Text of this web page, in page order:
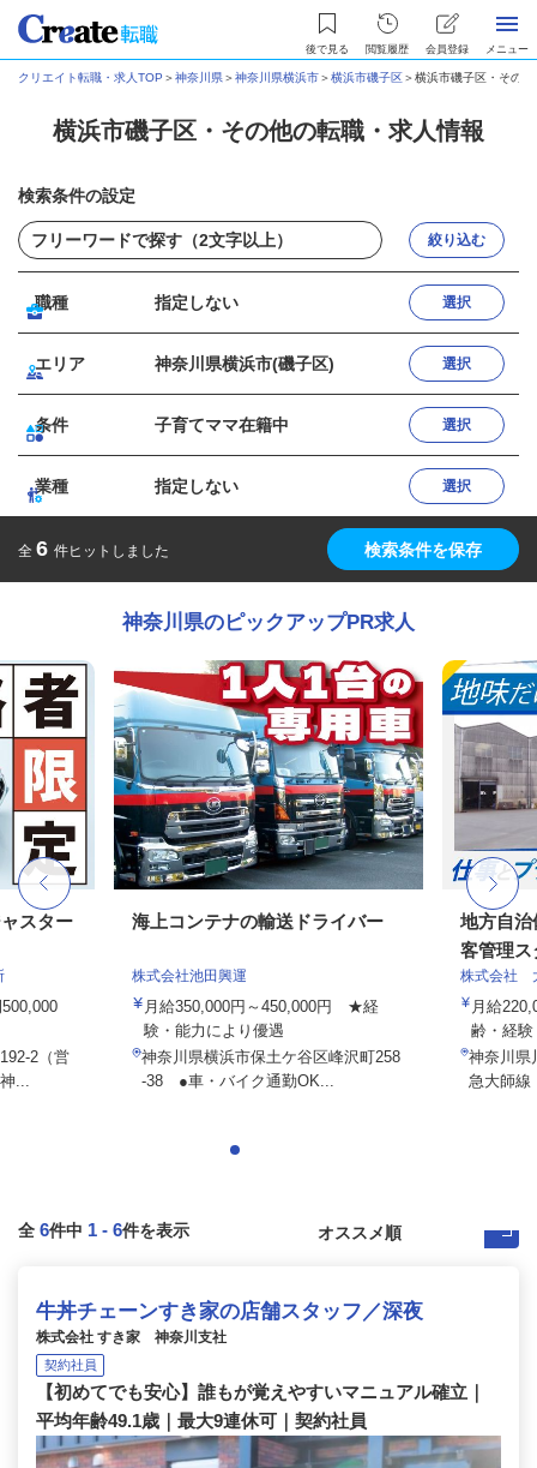
後で見る 閲覧履歴 会員登録 メニュー
クリエイト転職・求人TOP ＞神奈川県＞神奈川県横浜市＞横浜市磯子区＞横浜市磯子区・その
横浜市磯子区・その他の転職・求人情報
検索条件の設定
絞り込む
職種 指定しない 選択
エリア 神奈川県横浜市(磯子区) 選択
条件 子育てママ在籍中 選択
業種 指定しない 選択
全 6 件ヒットしました 検索条件を保存
神奈川県のピックアップPR求人
スター
2（営
...
海上コンテナの輸送ドライバー
株式会社池田興運
月給350,000円～450,000円 ★経
験・能力により優遇
神奈川県横浜市保土ケ谷区峰沢町258
-38 ●車・バイク通勤OK...
地方自治
客管理ス
株式会社
月給
齢・経
神奈川県
急大師線
全 6件中 1 - 6件を表示
牛丼チェーンすき家の店舗スタッフ／深夜
株式会社 すき家 神奈川支社
契約社員
【初めてでも安心】誰もが覚えやすいマニュアル確立｜
平均年齢49.1歳｜最大9連休可｜契約社員